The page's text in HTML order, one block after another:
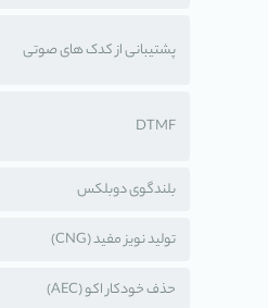
پشتیبانی از کدک های صوتی
DTMF
بلندگوی دوبلکس
تولید نویز مفید (CNG)
حذف خودکار اکو (AEC)